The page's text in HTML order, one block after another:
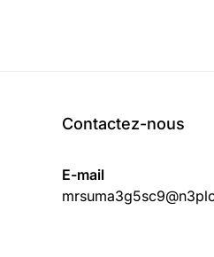
Contactez-nous
E-mail